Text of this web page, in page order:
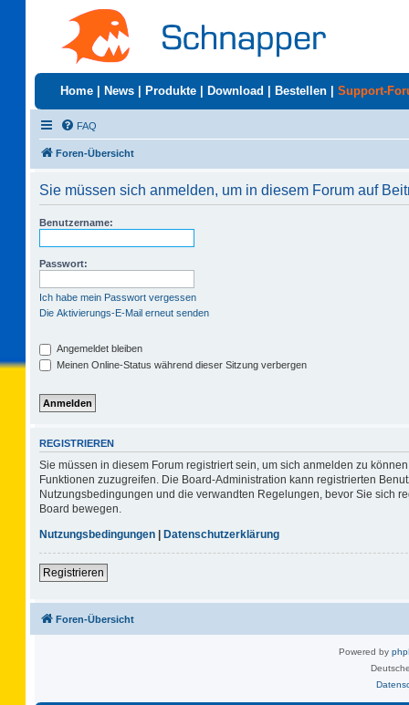
Home News Produkte Download Bestellen Support-
FAQ
Foren-Übersicht
Sie müssen sich anmelden, um in diesem Forum auf
Benutzername:
Passwort:
Ich habe mein Passwort vergessen
Die Aktivierungs-E-Mail erneut senden
Angemeldet bleiben
Meinen Online-Status während dieser Sitzung verbergen
REGISTRIEREN
Sie müssen in diesem Forum registriert sein, um sich anmelden zu
Funktionen zuzugreifen. Die Board-Administration kann registrierten
Nutzungsbedingungen und die verwandten Regelungen, bevor Sie sich
Board bewegen.
Nutzungsbedingungen | Datenschutzerklärung
Registrieren
Foren-Übersicht
Powered by